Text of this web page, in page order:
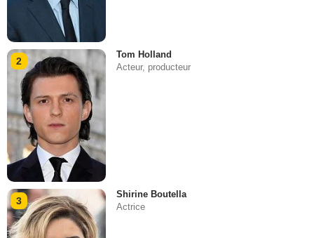
2
Tom Holland
Acteur, producteur
3
Shirine Boutella
Actrice